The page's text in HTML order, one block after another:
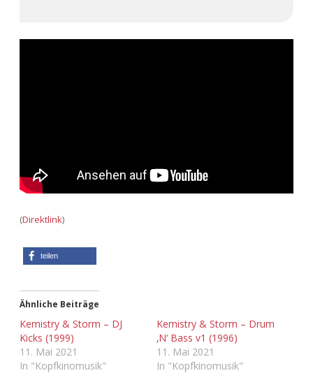
Adventskalender 2019
Adventskalender 2024
(Direktlink)
teilen
Ähnliche Beiträge
Kemistry & Storm – DJ
Kicks (1999)
11. Mai 2021
In "Kopfkinomusik"
Kemistry & Storm – Drum
‚N‘ Bass v1 (1996)
11. Mai 2021
In "Kopfkinomusik"